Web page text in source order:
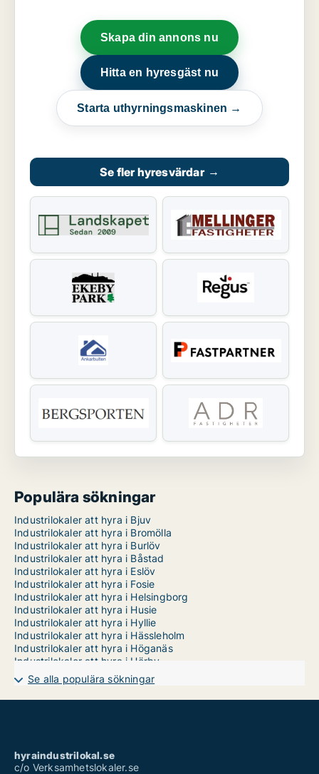
Skapa din annons nu
Hitta en hyresgäst nu
Starta uthyrningsmaskinen →
Se fler hyresvärdar →
Populära sökningar
Industrilokaler att hyra i Bjuv
Industrilokaler att hyra i Bromölla
Industrilokaler att hyra i Burlöv
Industrilokaler att hyra i Båstad
Industrilokaler att hyra i Eslöv
Industrilokaler att hyra i Fosie
Industrilokaler att hyra i Helsingborg
Industrilokaler att hyra i Husie
Industrilokaler att hyra i Hyllie
Industrilokaler att hyra i Hässleholm
Industrilokaler att hyra i Höganäs
Industrilokaler att hyra i Hörby
Industrilokaler att hyra i Höör
Industrilokaler att hyra i Kirseberg
Industrilokaler att hyra i Klippan
Industrilokaler att hyra i Limhamn/Bunkeflo
Industrilokaler att hyra i Lomma
Se alla populära sökningar
hyraindustrilokal.se
c/o Verksamhetslokaler.se